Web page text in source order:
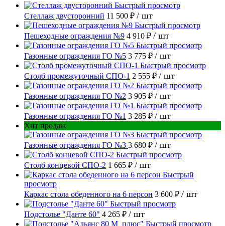
Быстрый просмотр
Стеллаж двусторонний 11 500 ₽ / шт
Быстрый просмотр
Пешеходные ограждения №9 4 910 ₽ / шт
Быстрый просмотр
Газонные ограждения ГО №5 3 775 ₽ / шт
Быстрый просмотр
Столб промежуточный СПО-1 2 555 ₽ / шт
Быстрый просмотр
Газонные ограждения ГО №2 3 905 ₽ / шт
Быстрый просмотр
Газонные ограждения ГО №1 3 285 ₽ / шт
Хит продаж
Быстрый просмотр
Газонные ограждения ГО №3 3 680 ₽ / шт
Быстрый просмотр
Столб концевой СПО-2 1 665 ₽ / шт
Быстрый
просмотр
Каркас стола обеденного на 6 персон 3 600 ₽ / шт
Быстрый просмотр
Подстолье "Данте 60" 4 265 ₽ / шт
Быстрый просмотр